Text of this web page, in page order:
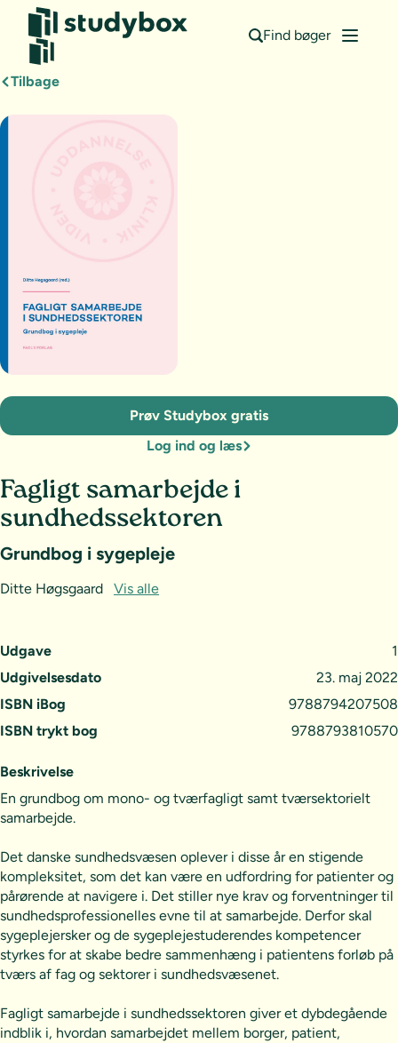
Find bøger
Tilbage
Udgave
1
Udgivelsesdato
23. maj 2022
ISBN iBog
9788794207508
ISBN trykt bog
9788793810570
Fagligt samarbejde i
sundhedssektoren
Grundbog i sygepleje
Ditte Høgsgaard Vis alle
Prøv Studybox gratis
Log ind og læs
Beskrivelse
En grundbog om mono- og tværfagligt samt tværsektorielt
samarbejde.
Det danske sundhedsvæsen oplever i disse år en stigende
kompleksitet, som det kan være en udfordring for patienter og
pårørende at navigere i. Det stiller nye krav og forventninger til
sundhedsprofessionelles evne til at samarbejde. Derfor skal
sygeplejersker og de sygeplejestuderendes kompetencer
styrkes for at skabe bedre sammenhæng i patientens forløb på
tværs af fag og sektorer i sundhedsvæsenet.
Fagligt samarbejde i sundhedssektoren giver et dybdegående
indblik i, hvordan samarbejdet mellem borger, patient,